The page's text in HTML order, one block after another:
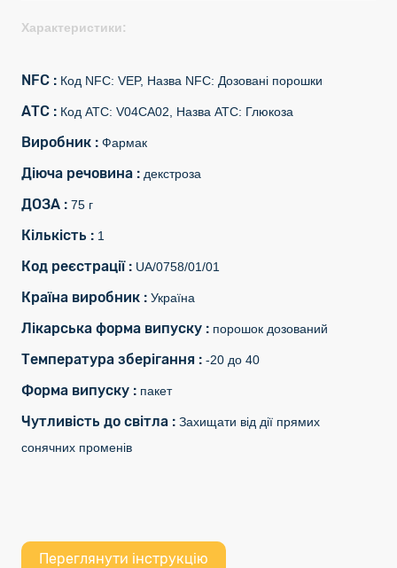
Характеристики:
NFC : Код NFC: VEP, Назва NFC: Дозовані порошки
АТС : Код АТС: V04CA02, Назва АТС: Глюкоза
Виробник : Фармак
Діюча речовина : декстроза
ДОЗА : 75 г
Кількість : 1
Код реєстрації : UA/0758/01/01
Країна виробник : Україна
Лікарська форма випуску : порошок дозований
Температура зберігання : -20 до 40
Форма випуску : пакет
Чутливість до світла : Захищати від дії прямих
сонячних променів
Переглянути інструкцію